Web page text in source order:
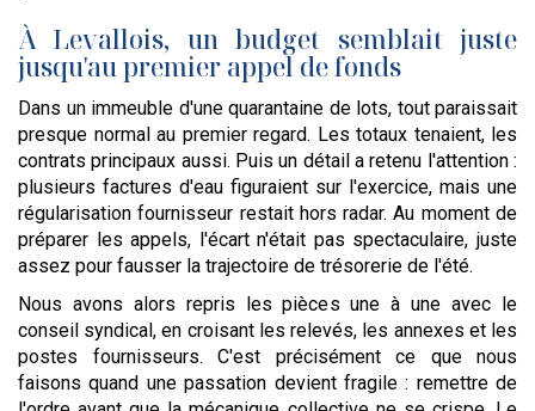
À Levallois, un budget semblait juste
jusqu'au premier appel de fonds
Dans un immeuble d'une quarantaine de lots, tout paraissait
presque normal au premier regard. Les totaux tenaient, les
contrats principaux aussi. Puis un détail a retenu l'attention :
plusieurs factures d'eau figuraient sur l'exercice, mais une
régularisation fournisseur restait hors radar. Au moment de
préparer les appels, l'écart n'était pas spectaculaire, juste
assez pour fausser la trajectoire de trésorerie de l'été.
Nous avons alors repris les pièces une à une avec le
conseil syndical, en croisant les relevés, les annexes et les
postes fournisseurs. C'est précisément ce que nous
faisons quand une passation devient fragile : remettre de